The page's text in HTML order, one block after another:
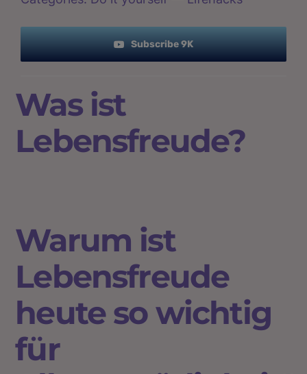
Subscribe 9K
Was ist
Lebensfreude?
Warum ist
Lebensfreude
heute so wichtig
für